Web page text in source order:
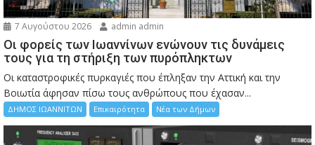
7 Αυγούστου 2026 admin admin
Οι φορείς των Ιωαννίνων ενώνουν τις δυνάμεις
τους για τη στήριξη των πυρόπληκτων
Οι καταστροφικές πυρκαγιές που έπληξαν την Αττική και την
Bοιωτία άφησαν πίσω τους ανθρώπους που έχασαν...
ΔΗΜΟΣ ΙΩΑΝΝΙΤΩΝ Επικαιρότητα Νέα των Δήμων